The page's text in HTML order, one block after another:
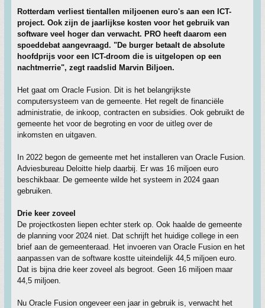
Rotterdam verliest tientallen miljoenen euro's aan een ICT-
project. Ook zijn de jaarlijkse kosten voor het gebruik van
software veel hoger dan verwacht. PRO heeft daarom een
spoeddebat aangevraagd. "De burger betaalt de absolute
hoofdprijs voor een ICT-droom die is uitgelopen op een
nachtmerrie", zegt raadslid Marvin Biljoen.
Het gaat om Oracle Fusion. Dit is het belangrijkste
computersysteem van de gemeente. Het regelt de financiële
administratie, de inkoop, contracten en subsidies. Ook gebruikt de
gemeente het voor de begroting en voor de uitleg over de
inkomsten en uitgaven.
In 2022 begon de gemeente met het installeren van Oracle Fusion.
Adviesbureau Deloitte hielp daarbij. Er was 16 miljoen euro
beschikbaar. De gemeente wilde het systeem in 2024 gaan
gebruiken.
Drie keer zoveel
De projectkosten liepen echter sterk op. Ook haalde de gemeente
de planning voor 2024 niet. Dat schrijft het huidige college in een
brief aan de gemeenteraad. Het invoeren van Oracle Fusion en het
aanpassen van de software kostte uiteindelijk 44,5 miljoen euro.
Dat is bijna drie keer zoveel als begroot. Geen 16 miljoen maar
44,5 miljoen.
Nu Oracle Fusion ongeveer een jaar in gebruik is, verwacht het